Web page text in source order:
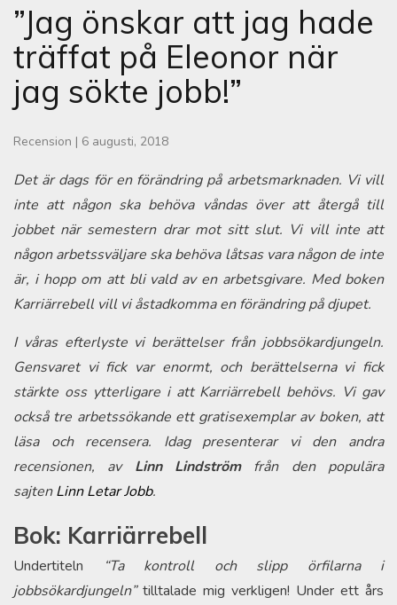
”Jag önskar att jag hade
träffat på Eleonor när
jag sökte jobb!”
Recension | 6 augusti, 2018
Det är dags för en förändring på arbetsmarknaden. Vi vill
inte att någon ska behöva våndas över att återgå till
jobbet när semestern drar mot sitt slut. Vi vill inte att
någon arbetssväljare ska behöva låtsas vara någon de inte
är, i hopp om att bli vald av en arbetsgivare. Med boken
Karriärrebell vill vi åstadkomma en förändring på djupet.
I våras efterlyste vi berättelser från jobbsökardjungeln.
Gensvaret vi fick var enormt, och berättelserna vi fick
stärkte oss ytterligare i att Karriärrebell behövs. Vi gav
också tre arbetssökande ett gratisexemplar av boken, att
läsa och recensera. Idag presenterar vi den andra
recensionen, av Linn Lindströmfrån den populära
sajtenLinn Letar Jobb.
Bok: Karriärrebell
Undertiteln
“Ta kontroll och slipp örfilarna i
jobbsökardjungeln”tilltalade mig verkligen! Under ett års